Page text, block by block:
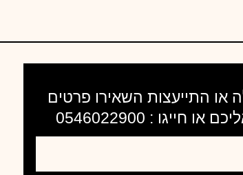
או התייעצות השאירו פרטים
או חייגו : 0546022900